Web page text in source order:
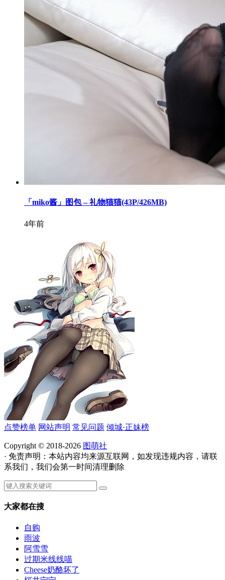
「miko酱」图包 – 礼物猫猫(43P/426MB)
4年前
点赞榜单 网站声明 常见问题 倾城·正妹榜
Copyright © 2018-2026 图萌社
· 免责声明：本站内容均来源互联网，如发现违规内容，请联
系我们，我们会第一时间清理删除
大家都在搜
自购
雨波
阿雪雪
过期米线线喵
Cheese奶酪坏了